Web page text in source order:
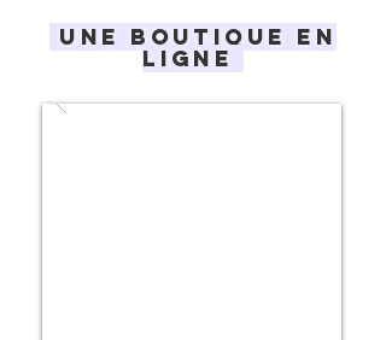
UNE boutique en
ligne